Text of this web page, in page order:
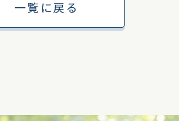
一覧に戻る